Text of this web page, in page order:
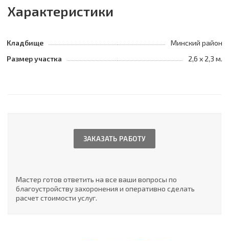
Характеристики
Кладбище
Минский район
Размер участка
2,6 х 2,3 м.
ЗАКАЗАТЬ РАБОТУ
Мастер готов ответить на все ваши вопросы по
благоустройству захоронения и оперативно сделать
расчет стоимости услуг.